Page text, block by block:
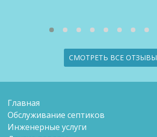
СМОТРЕТЬ ВСЕ ОТЗЫВЫ
Главная
Обслуживание септиков
Инженерные услуги